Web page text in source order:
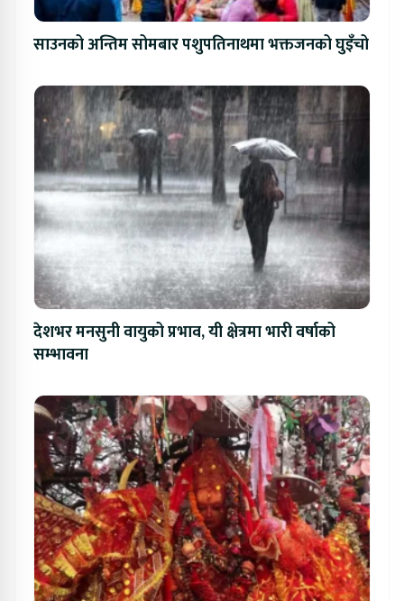
साउनको अन्तिम सोमबार पशुपतिनाथमा भक्तजनको घुइँचो
देशभर मनसुनी वायुको प्रभाव, यी क्षेत्रमा भारी वर्षाको
सम्भावना